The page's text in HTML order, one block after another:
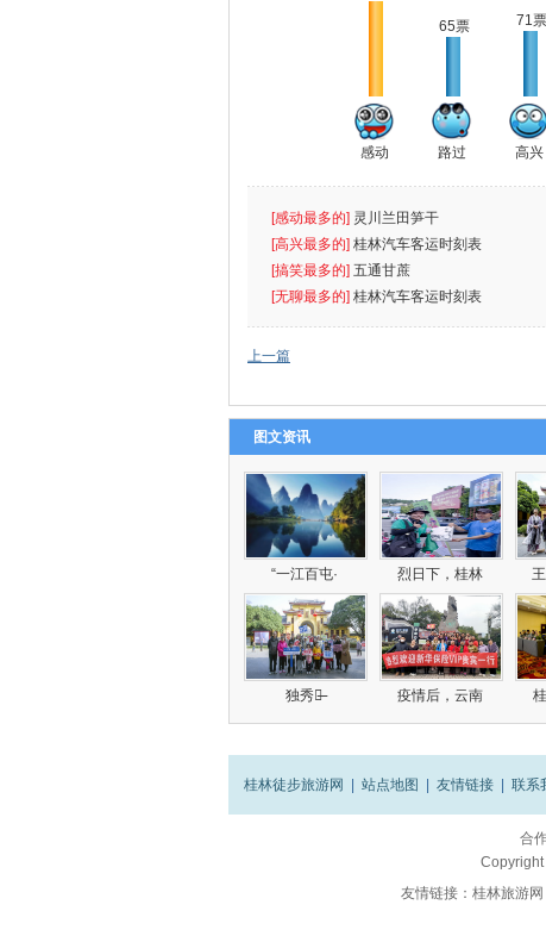
感动
65票
路过
71票
高兴
[感动最多的] 灵川兰田笋干
[高兴最多的] 桂林汽车客运时刻表
[搞笑最多的] 五通甘蔗
[无聊最多的] 桂林汽车客运时刻表
上一篇
图文资讯
“一江百屯· 烈日下，桂林
独秀峰̶ 疫情后，云南
桂林徒步旅游网 站点地图 友情链接 联系
合
友情链接： 桂林旅游网